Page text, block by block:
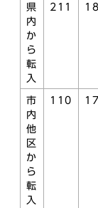
県
内
か
ら
転
入
211
市
内
他
区
か
ら
転
入
110